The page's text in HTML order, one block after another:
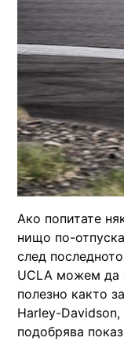
Ако попитате
нищо по-
след
UCLA можем да
полезно както
Harley-
подобрява